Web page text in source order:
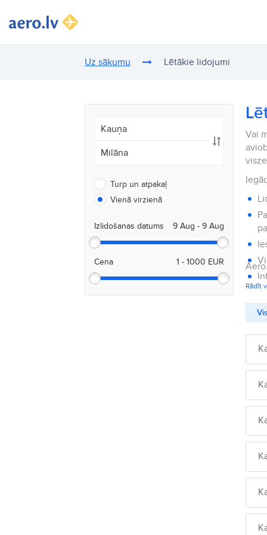
Uz sākumu Lētākie lidojumi
Turp un atpakaļ
Vienā virzienā
Izlidošanas datums
Cena
Vai
Rādīt